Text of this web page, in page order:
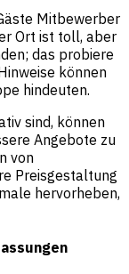
Mitbewerber
Ort ist toll, aber
das probiere
können
hindeuten.
sind, können
Angebote zu
von
Preisgestaltung
hervorheben,